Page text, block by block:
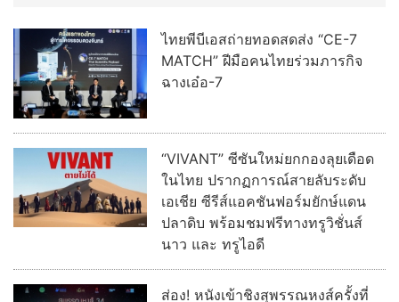
ไทยพีบีเอสถ่ายทอดสดส่ง “CE-7
MATCH” ฝีมือคนไทยร่วมภารกิจ
ฉางเอ๋อ-7
“VIVANT” ซีซันใหม่ยกกองลุยเดือด
ในไทย ปรากฏการณ์สายลับระดับ
เอเชีย ซีรีส์แอคชันฟอร์มยักษ์แดน
ปลาดิบ พร้อมชมฟรีทางทรูวิชั่นส์
นาว และ ทรูไอดี
ส่อง! หนังเข้าชิงสุพรรณหงส์ครั้งที่